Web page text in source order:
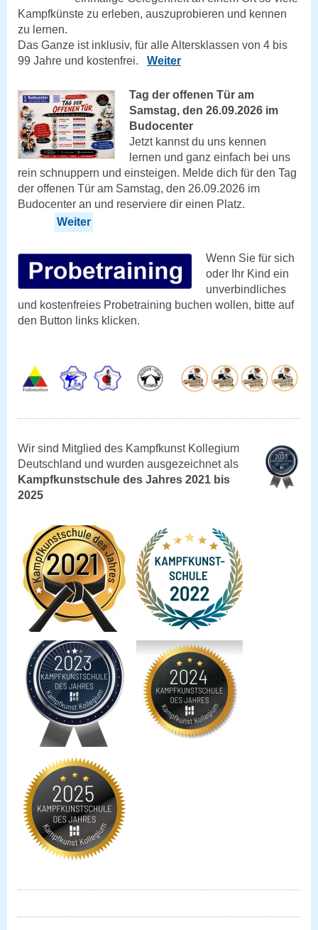
Kampfkünste zu erleben, auszuprobieren und kennen
zu lernen.
Das Ganze ist inklusiv, für alle Altersklassen von 4 bis
99 Jahre und kostenfrei. Weiter
Tag der offenen Tür am
Samstag, den 26.09.2026 im
Budocenter
Jetzt kannst du uns kennen
lernen und ganz einfach bei uns
rein schnuppern und einsteigen. Melde dich für den Tag
der offenen Tür am Samstag, den 26.09.2026 im
Budocenter an und reserviere dir einen Platz.
Weiter
Wenn Sie für sich
oder Ihr Kind ein
unverbindliches
und kostenfreies Probetraining buchen wollen, bitte auf
den Button links klicken.
Wir sind Mitglied des Kampfkunst Kollegium
Deutschland und wurden ausgezeichnet als
Kampfkunstschule des Jahres 2021 bis
2025